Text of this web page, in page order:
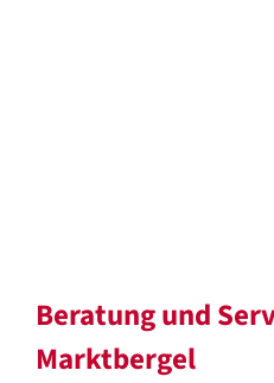
Beratung und
Marktbergel